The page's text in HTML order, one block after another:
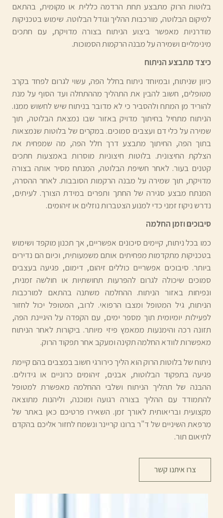
בלוטות הרוק מתבצע תחת הרדמה כללית או מקומית, בהתאם
למיקום הבלוטה, מורכבות ההליך וגודל הבלוטה. שימוש בטכניקות
מודרניות מאפשר ביצוע הניתוח בצורה מדויקת, עם חתכים
מינימליים ושמירה על מבנה הרקמות הסמוכות.
כיצד מתבצע הניתוח
כיוון שניתוח, ובמיוחד ניתוח בחלל הפה, עשוי לגרום לפחד בקרב
מטופלים, חשוב להבין את התהליך מההתחלה ועד הסוף על מנת
להוריד מן המתח ולהסביר כי לא מדובר בניתוח שיש לחשוש ממנו.
הניתוח מתחיל בחיתוך מדויק באזור שבו נמצאת הבלוטה, תוך
שמירה על כלי דם ועצבים סמוכים. במקרים של בלוטות שנמצאות
בתוך הפה, החיתוך מתבצע דרך חלל הפה, מה שמפחית את
הצלקת החיצונית. בלוטות חיצוניות מוסרות באמצעות חתכים
קטנים בעור. לאחר חשיפת הבלוטה, המנתח מסיר אותה בצורה
מדויקת, תוך שמירה על מבנה הרקמות הסובבות. לאחר ההסרה,
המנתח מבצע סגירה של החתך ותפרים במידת הצורך. לעיתים,
נדרש ניקוז זמני כדי למנוע הצטברות נוזלים או זיהומים.
סיבוכים וזמן החלמה
כמו בכל ניתוח, קיימים סיכונים אפשריים, אך תכנון מוקפד ושימוש
בטכניקות מתקדמות מפחיתים אותם משמעותית, וכיום הם נדירים
ביותר. סיבוכים אפשריים כוללים זיהום, דימום, פגיעה בעצבים
סמוכים שיכולה לגרום להפרעות תחושתיות או חולשה זמנית,
ונפיחות באזור הניתוח. ההחלמה משתנה בהתאם למורכבות
הניתוח, גיל המטופל ומצבו הרפואי. לרוב, המטופל יכול לחזור
לפעילות יומיומית תוך מספר ימים, עם הקפדה על היגיינת הפה,
תזונה רכה והימנעות ממאמץ פיזי מיותר. ביקורות לאחר הניתוח
מאפשרות לוודא החלמה תקינה ומעקב אחר תפקוד הרוק.
ניתוח של בלוטות הרוק הוא הליך כירורגי חשוב במצבים בהם קיימת
פגיעה בתפקוד הבלוטות, אבנים, זיהומים כרוניים או גידולים.
ההבנה של תהליך הניתוח ושלבי ההחלמה מאפשרת למטופל
להתמודד עם ההליך בצורה רגועה ומוכנה, וליהנות מתוצאה
מקצועית ובריאותית לאורך זמן. השאירו פרטיכם כאן באתר של
מרפאת השיניים של ד"ר ברונו קריינר ונשמח לחזור אליכם בהקדם
לתיאום תור.
צרו איתנו קשר